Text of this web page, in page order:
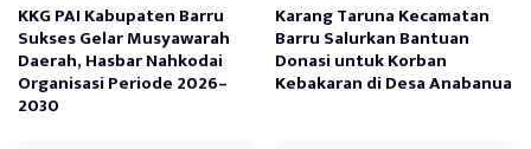
KKG PAI Kabupaten Barru
Sukses Gelar Musyawarah
Daerah, Hasbar Nahkodai
Organisasi Periode 2026–
2030
Karang Taruna Kecamatan
Barru Salurkan Bantuan
Donasi untuk Korban
Kebakaran di Desa Anabanua